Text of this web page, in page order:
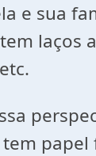
e sua
laços